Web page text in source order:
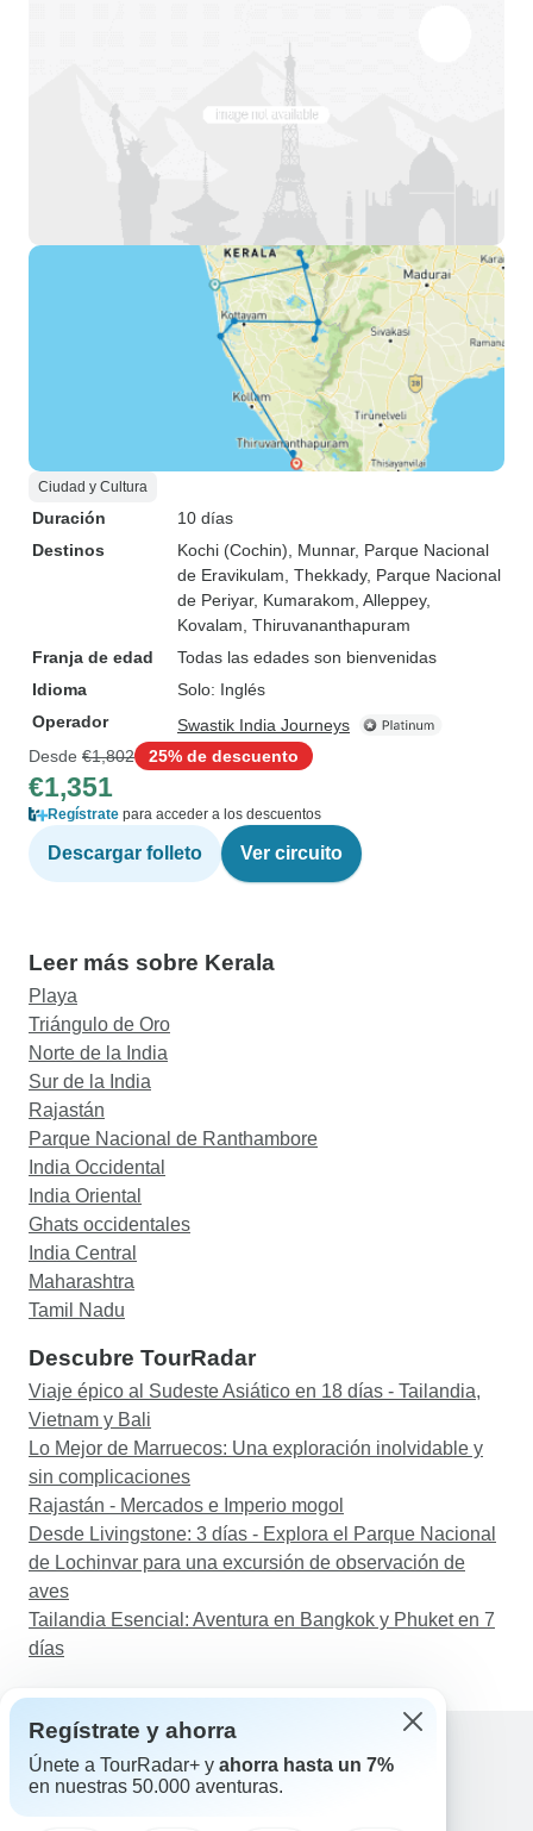
Ciudad y Cultura
Duración
10 días
Destinos
Kochi (Cochin) , Munnar, Parque Nacional
de Eravikulam , Thekkady, Parque Nacional
de Periyar, Kumarakom , Alleppey,
Kovalam , Thiruvananthapuram
Franja de edad
Todas las edades son bienvenidas
Idioma
Solo: Inglés
Operador
Swastik India Journeys
Desde €1,802 25% de descuento
€1,351
Regístrate para acceder a los descuentos
Descargar folleto Ver circuito
Leer más sobre Kerala
Playa
Triángulo de Oro
Norte de la India
Sur de la India
Rajastán
Parque Nacional de Ranthambore
India Occidental
India Oriental
Ghats occidentales
India Central
Maharashtra
Tamil Nadu
Descubre TourRadar
Viaje épico al Sudeste Asiático en 18 días - Tailandia,
Vietnam y Bali
Lo Mejor de Marruecos: Una exploración inolvidable y
sin complicaciones
Rajastán - Mercados e Imperio mogol
Desde Livingstone: 3 días - Explora el Parque Nacional
de Lochinvar para una excursión de observación de
aves
Tailandia Esencial: Aventura en Bangkok y Phuket en 7
días
Ayuda
Regístrate y ahorra
Únete a TourRadar+ y ahorra hasta un 7%
en nuestras 50.000 aventuras.